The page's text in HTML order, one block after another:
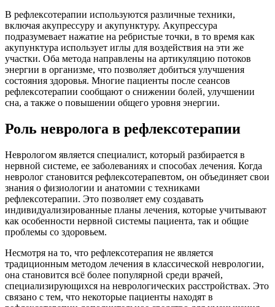
В рефлексотерапии используются различные техники,
включая акупрессуру и акупунктуру. Акупрессура
подразумевает нажатие на ребристые точки, в то время как
акупунктура использует иглы для воздействия на эти же
участки. Оба метода направлены на артикуляцию потоков
энергии в организме, что позволяет добиться улучшения
состояния здоровья. Многие пациенты после сеансов
рефлексотерапии сообщают о снижении болей, улучшении
сна, а также о повышении общего уровня энергии.
Роль невролога в рефлексотерапии
Неврологом является специалист, который разбирается в
нервной системе, ее заболеваниях и способах лечения. Когда
невролог становится рефлексотерапевтом, он объединяет свои
знания о физиологии и анатомии с техниками
рефлексотерапии. Это позволяет ему создавать
индивидуализированные планы лечения, которые учитывают
как особенности нервной системы пациента, так и общие
проблемы со здоровьем.
Несмотря на то, что рефлексотерапия не является
традиционным методом лечения в классической неврологии,
она становится всё более популярной среди врачей,
специализирующихся на неврологических расстройствах. Это
связано с тем, что некоторые пациенты находят в